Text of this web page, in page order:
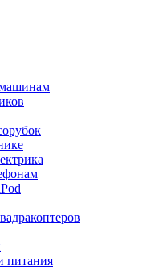
питания